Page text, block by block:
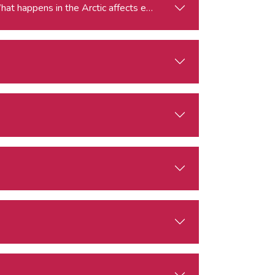
for the Arctic: Climate Change, Economy, Security What happens in the Arctic affects everyone.